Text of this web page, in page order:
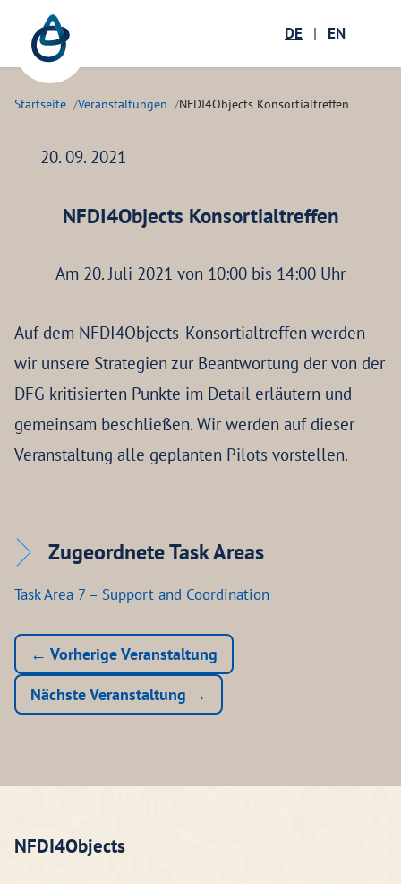
Zum Hauptinhalt springen
DE | EN
Startseite Veranstaltungen NFDI4Objects Konsortialtreffen
20. 09. 2021
NFDI4Objects Konsortialtreffen
Am 20. Juli 2021 von 10:00 bis 14:00 Uhr
Auf dem NFDI4Objects-Konsortialtreffen werden
wir unsere Strategien zur Beantwortung der von der
DFG kritisierten Punkte im Detail erläutern und
gemeinsam beschließen. Wir werden auf dieser
Veranstaltung alle geplanten Pilots vorstellen.
Zugeordnete Task Areas
Task Area 7 – Support and Coordination
← Vorherige Veranstaltung
Nächste Veranstaltung →
NFDI4Objects